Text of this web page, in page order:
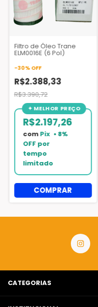
Filtro de Óleo Trane
ELM0016E (6 Pol)
-30%OFF
R$2.388,33
R$3.390,72
R$2.197,26
com Pix
CATEGORIAS